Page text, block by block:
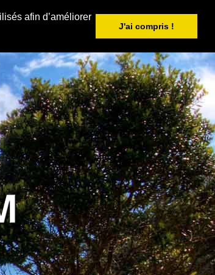
afin d’améliorer
J'ai compris !